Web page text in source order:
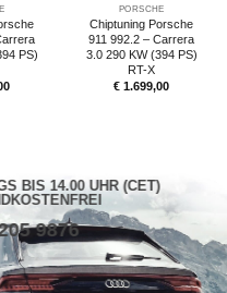
PS)
PORSCHE
Chiptuning Porsche
911 992.2 – Carrera
3.0 290 KW (394 PS)
RT-X
€ 1.699,00
BIS 14.00 UHR (CET)
9876